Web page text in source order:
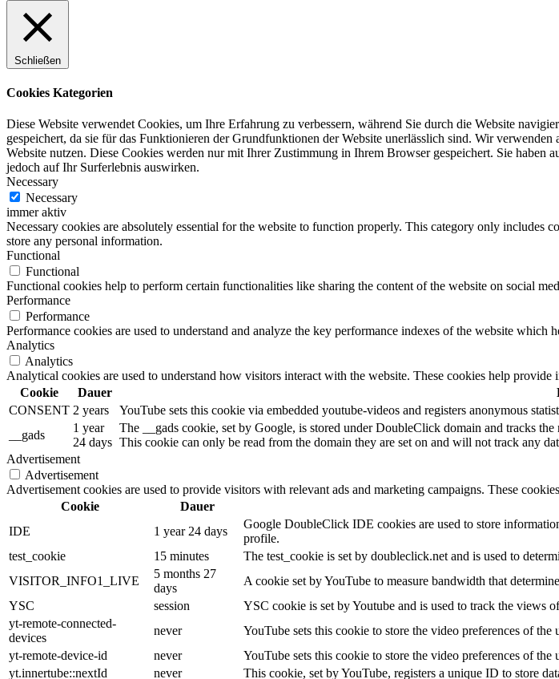
Schließen
Cookies Kategorien
Diese Website verwendet Cookies, um Ihre Erfahrung zu verbessern, während Sie durch die Website
gespeichert, da sie für das Funktionieren der Grundfunktionen der Website unerlässlich sind. Wir
Website nutzen. Diese Cookies werden nur mit Ihrer Zustimmung in Ihrem Browser gespeichert. Sie
jedoch auf Ihr Surferlebnis auswirken.
Necessary
Necessary
immer aktiv
Necessary cookies are absolutely essential for the website to function properly. This category only includes
store any personal information.
Functional
Functional
Functional cookies help to perform certain functionalities like sharing the content of the website on social
Performance
Performance
Performance cookies are used to understand and analyze the key performance indexes of the website which
Analytics
Analytics
Analytical cookies are used to understand how visitors interact with the website. These cookies help
Cookie
Dauer
CONSENT 2 years
YouTube sets this cookie via embedded youtube-videos and registers anonymous
__gads
1 year
24 days
The __gads cookie, set by Google, is stored under DoubleClick domain and tracks the
This cookie can only be read from the domain they are set on and will not track any
Advertisement
Advertisement
Advertisement cookies are used to provide visitors with relevant ads and marketing campaigns. These
Cookie
Dauer
IDE
1 year 24 days
Google DoubleClick IDE cookies are used to store
profile.
test_cookie
15 minutes
The test_cookie is set by doubleclick.net and is used to
VISITOR_INFO1_LIVE
5 months 27
days
A cookie set by YouTube to measure bandwidth that
YSC
session
YSC cookie is set by Youtube and is used to track the views
yt-remote-connected-
devices
never
YouTube sets this cookie to store the video preferences of the
yt-remote-device-id
never
YouTube sets this cookie to store the video preferences of the
yt.innertube::nextId
never This cookie, set by YouTube, registers a unique ID to store